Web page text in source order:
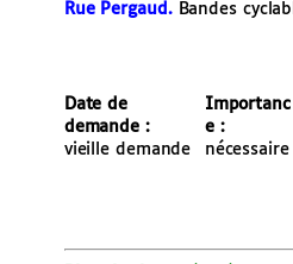
Rue Pergaud.Bandes
Date de
demande :
vieille demande
Importanc
e :
nécessaire